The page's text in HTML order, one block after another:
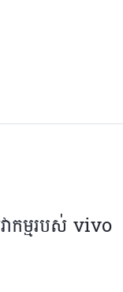
ាកម្មរបស់ vivo